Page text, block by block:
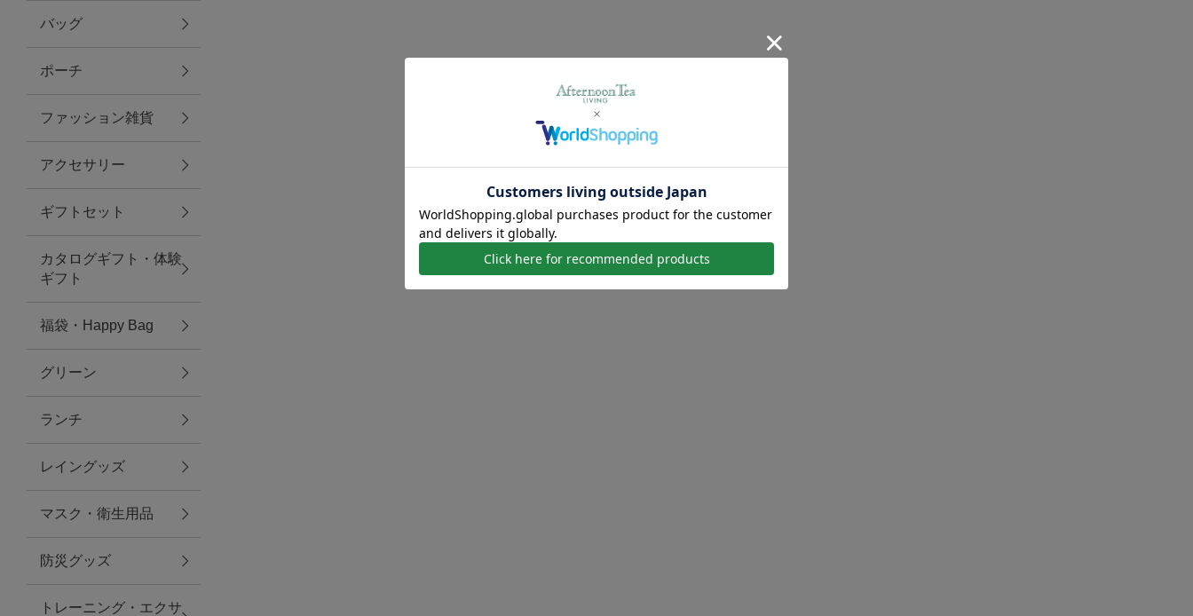
グリーン
バス＆ビューティー
バス＆ビューティー
タオル
ウエア＆バッグ
ウエア
レイングッズ
アクセサリー
ファッション雑貨
ファッショングッズ
スマホケース・アクセサリー
ポーチ
バッグ
ポーチ
ファッション雑貨
アクセサリー
ギフトセット
カタログギフト・体験
ギフト
福袋・Happy Bag
グリーン
ランチ
レイングッズ
マスク・衛生用品
防災グッズ
トレーニング・エクサ